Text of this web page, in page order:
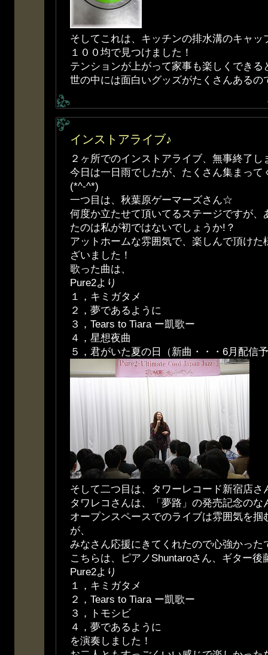
そしてこれは、キッチンの排水溝のキャッ
１００均で見つけました！
テンションが上がって家事も楽しくできる
世の中には面白いグッズがたくさんあるの
インストアライブ♪
２ヶ所でのインストアライブ、無事終了し
今日は一日雨でしたが、たくさん集まって
(*^-^*)
一つ目は、秋葉原ゲーマーズさん☆
何度か立たせて頂いてるステージですが、
たのは私が初ではないでしょうか!？
アットホームな雰囲気で、楽しんで頂けた
ざいました！
歌った曲は、
Pure2より
１，キミガタメ
２，夢であるように
３，Tears to Tiara ー凱歌ー
４，星想夜曲
５，君がいた夏の日（新曲・・・6月配信
そして二つ目は、タワーレコード新宿店
タワレコさんは、「夢路」の発売記念のな
オープンスペースでのライブは雰囲気を掴
が、
みなさん応援にきてくれたので心強かった
こちらは、ピアノShuntaroさん、ギター後
Pure2より
１，キミガタメ
２，Tears to Tiara ー凱歌ー
３，トモシビ
４，夢であるように
を演奏しました！